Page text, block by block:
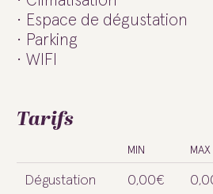
Espace de dégustation
Parking
WIFI
Tarifs
MIN MAX
Dégustation 0,00€